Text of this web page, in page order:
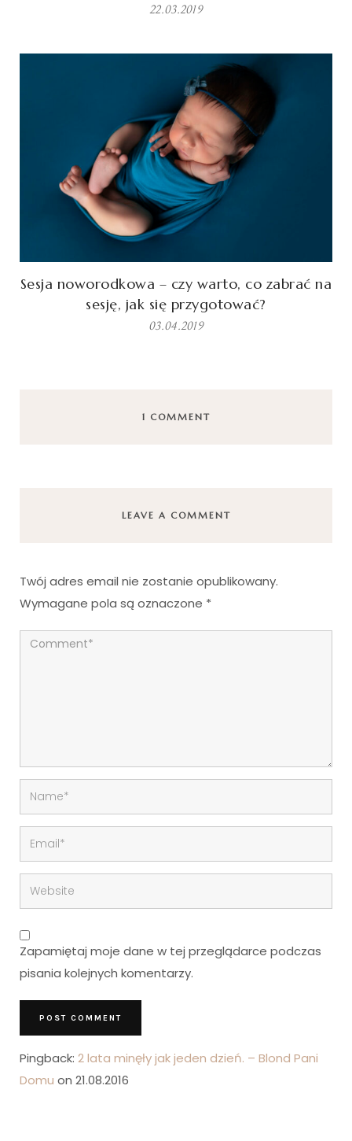
22.03.2019
Sesja noworodkowa – czy warto, co zabrać na
sesję, jak się przygotować?
03.04.2019
1 COMMENT
LEAVE A COMMENT
Twój adres email nie zostanie opublikowany.
Wymagane pola są oznaczone *
Zapamiętaj moje dane w tej przeglądarce podczas
pisania kolejnych komentarzy.
Pingback: 2 lata minęły jak jeden dzień. – Blond Pani
Domu on 21.08.2016